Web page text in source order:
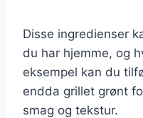
Disse ingredienser
du har hjemme, og
eksempel kan du
endda grillet grønt
smag og tekstur.